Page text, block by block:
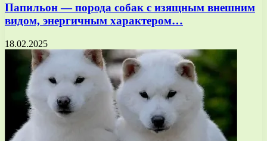
Папильон — порода собак с изящным внешним
видом, энергичным характером…
18.02.2025